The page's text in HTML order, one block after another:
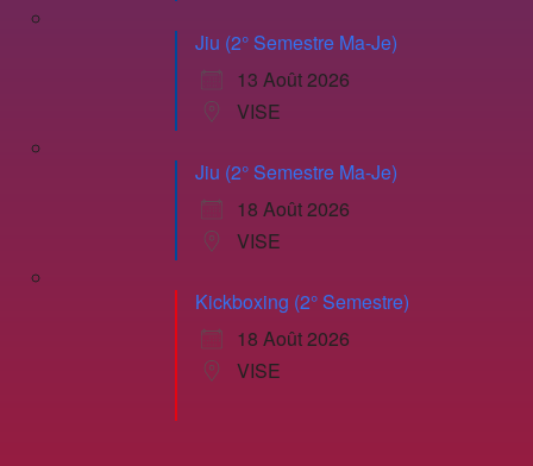
Jiu (2° Semestre Ma-Je)
13 Août 2026
VISE
Jiu (2° Semestre Ma-Je)
18 Août 2026
VISE
Kickboxing (2° Semestre)
18 Août 2026
VISE